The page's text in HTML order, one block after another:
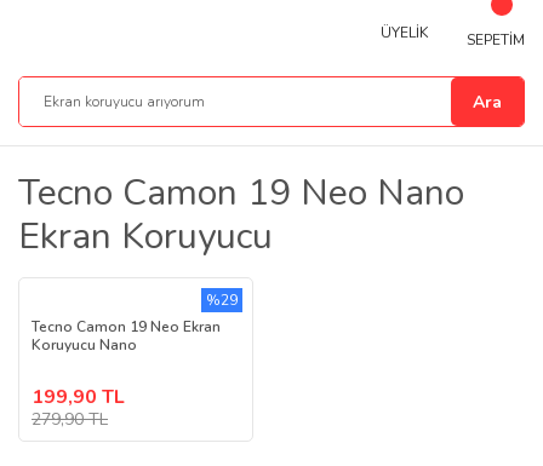
Ara
ÜYELİK SEPETİM
Tecno Camon 19 Neo Nano
Ekran Koruyucu
Tecno Camon 19 Neo Ekran
Koruyucu Nano
199,90 TL
279,90 TL
%29